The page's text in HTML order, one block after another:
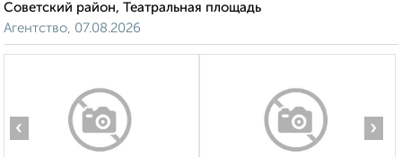
Советский район, Театральная площадь
Агентство, 07.08.2026
‹ ›